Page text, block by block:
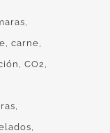
carne
CO2